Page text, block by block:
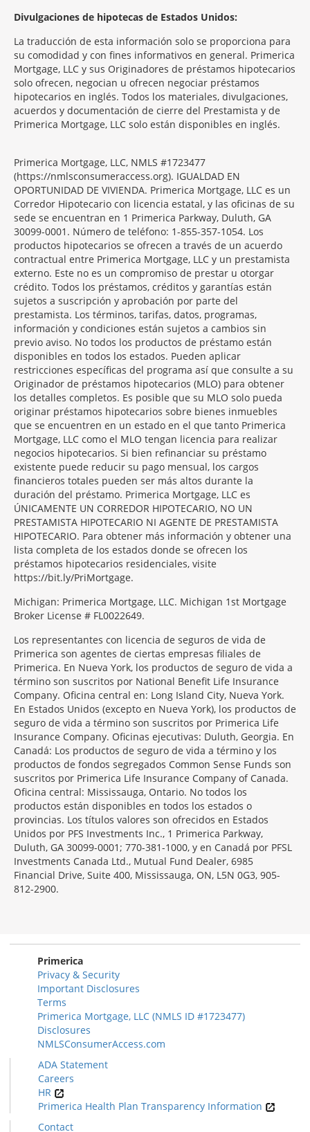
Morgage
Section
Divulgaciones de hipotecas de Estados Unidos:
La traducción de esta información solo se proporciona para
su comodidad y con fines informativos en general. Primerica
Mortgage, LLC y sus Originadores de préstamos hipotecarios
solo ofrecen, negocian u ofrecen negociar préstamos
hipotecarios en inglés. Todos los materiales, divulgaciones,
acuerdos y documentación de cierre del Prestamista y de
Primerica Mortgage, LLC solo están disponibles en inglés.
Primerica Mortgage, LLC, NMLS #1723477
(https://nmlsconsumeraccess.org). IGUALDAD EN
OPORTUNIDAD DE VIVIENDA. Primerica Mortgage, LLC es un
Corredor Hipotecario con licencia estatal, y las oficinas de su
sede se encuentran en 1 Primerica Parkway, Duluth, GA
30099-0001. Número de teléfono: 1-855-357-1054. Los
productos hipotecarios se ofrecen a través de un acuerdo
contractual entre Primerica Mortgage, LLC y un prestamista
externo. Este no es un compromiso de prestar u otorgar
crédito. Todos los préstamos, créditos y garantías están
sujetos a suscripción y aprobación por parte del
prestamista. Los términos, tarifas, datos, programas,
información y condiciones están sujetos a cambios sin
previo aviso. No todos los productos de préstamo están
disponibles en todos los estados. Pueden aplicar
restricciones específicas del programa así que consulte a su
Originador de préstamos hipotecarios (MLO) para obtener
los detalles completos. Es posible que su MLO solo pueda
originar préstamos hipotecarios sobre bienes inmuebles
que se encuentren en un estado en el que tanto Primerica
Mortgage, LLC como el MLO tengan licencia para realizar
negocios hipotecarios. Si bien refinanciar su préstamo
existente puede reducir su pago mensual, los cargos
financieros totales pueden ser más altos durante la
duración del préstamo. Primerica Mortgage, LLC es
ÚNICAMENTE UN CORREDOR HIPOTECARIO, NO UN
PRESTAMISTA HIPOTECARIO NI AGENTE DE PRESTAMISTA
HIPOTECARIO. Para obtener más información y obtener una
lista completa de los estados donde se ofrecen los
préstamos hipotecarios residenciales, visite
https://bit.ly/PriMortgage.
Michigan: Primerica Mortgage, LLC. Michigan 1st Mortgage
Broker License # FL0022649.
Los representantes con licencia de seguros de vida de
Primerica son agentes de ciertas empresas filiales de
Primerica. En Nueva York, los productos de seguro de vida a
término son suscritos por National Benefit Life Insurance
Company. Oficina central en: Long Island City, Nueva York.
En Estados Unidos (excepto en Nueva York), los productos de
seguro de vida a término son suscritos por Primerica Life
Insurance Company. Oficinas ejecutivas: Duluth, Georgia. En
Canadá: Los productos de seguro de vida a término y los
productos de fondos segregados Common Sense Funds son
suscritos por Primerica Life Insurance Company of Canada.
Oficina central: Mississauga, Ontario. No todos los
productos están disponibles en todos los estados o
provincias. Los títulos valores son ofrecidos en Estados
Unidos por PFS Investments Inc., 1 Primerica Parkway,
Duluth, GA 30099-0001; 770-381-1000, y en Canadá por PFSL
Investments Canada Ltd., Mutual Fund Dealer, 6985
Financial Drive, Suite 400, Mississauga, ON, L5N 0G3, 905-
812-2900.
Primerica
Privacy & Security
Important Disclosures
Terms
Primerica Mortgage, LLC (NMLS ID #1723477)
Disclosures
NMLSConsumerAccess.com
ADA Statement
Careers
HR
Primerica Health Plan Transparency Information
Contact